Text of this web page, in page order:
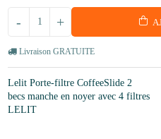
+
-
Livraison GRATUITE
Lelit Porte-filtre CoffeeSlide 2
becs manche en noyer avec 4 filtres
LELIT